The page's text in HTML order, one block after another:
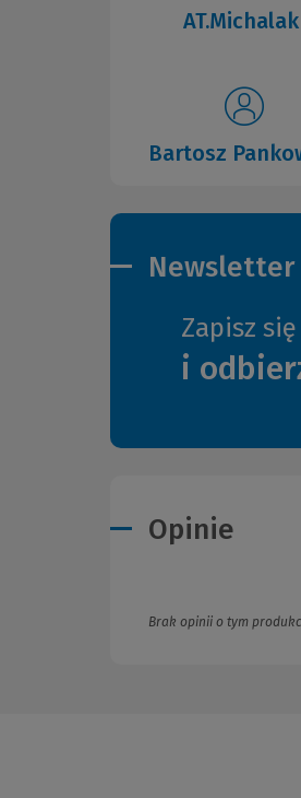
AT.Michalak
Bartosz
Zapisz
i
Opinie
Brak opinii o tym